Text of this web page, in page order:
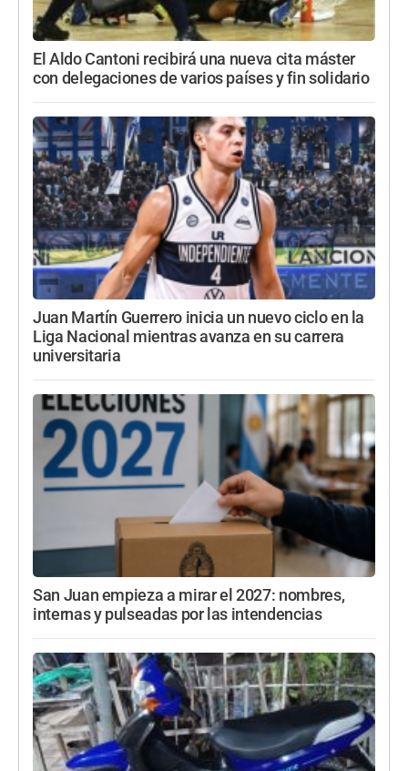
El Aldo Cantoni recibirá una nueva cita máster
con delegaciones de varios países y fin solidario
Juan Martín Guerrero inicia un nuevo ciclo en la
Liga Nacional mientras avanza en su carrera
universitaria
San Juan empieza a mirar el 2027: nombres,
internas y pulseadas por las intendencias